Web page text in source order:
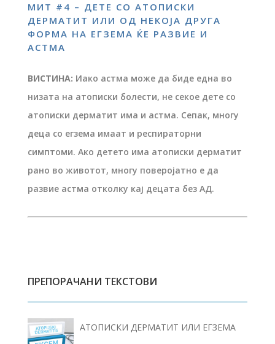
МИТ #4 – ДЕТЕ СО АТОПИСКИ
ДЕРМАТИТ ИЛИ ОД НЕКОЈА ДРУГА
ФОРМА НА ЕГЗЕМА ЌЕ РАЗВИЕ И
АСТМА
ВИСТИНА: Иако астма може да биде една во
низата на атописки болести, не секое дете со
атописки дерматит има и астма. Сепак, многу
деца со егзема имаат и респираторни
симптоми. Ако детето има атописки дерматит
рано во животот, многу поверојатно е да
развие астма отколку кај децата без АД.
ПРЕПОРАЧАНИ ТЕКСТОВИ
АТОПИСКИ ДЕРМАТИТ ИЛИ ЕГЗЕМА